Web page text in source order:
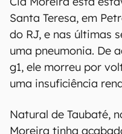
Santa Teresa, em
do RJ, e nas últimas
uma pneumonia. De
g1, ele morreu por
uma insuficiência
Natural de Taubaté,
Moreira tinha